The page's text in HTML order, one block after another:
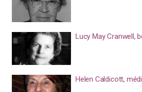
Lucy May Cranwell,
Helen Caldicott,